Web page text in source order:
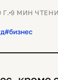
Г.9 МИН
#бизнес